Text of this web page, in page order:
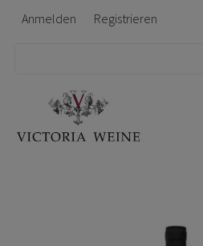
Anmelden Registrieren